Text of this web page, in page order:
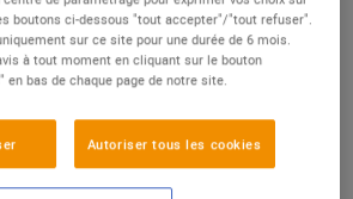
un succès
NOTRE MODÈLE
E.Leclerc, mobilisé contre les
cancers pédiatriques
boutons ci-dessous "tout accepter"/"tout refuser".
sur ce site pour une durée de 6 mois.
à tout moment en cliquant sur le bouton
bas de chaque page de notre site.
Autoriser tous les cookies